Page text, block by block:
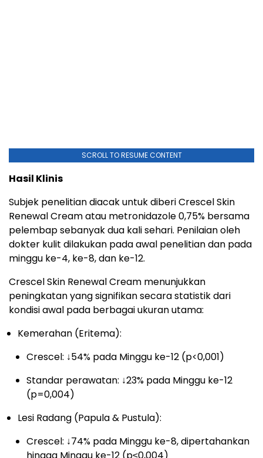
SCROLL TO RESUME CONTENT
Hasil Klinis
Subjek penelitian diacak untuk diberi Crescel Skin
Renewal Cream atau metronidazole 0,75% bersama
pelembap sebanyak dua kali sehari. Penilaian oleh
dokter kulit dilakukan pada awal penelitian dan pada
minggu ke-4, ke-8, dan ke-12.
Crescel Skin Renewal Cream menunjukkan
peningkatan yang signifikan secara statistik dari
kondisi awal pada berbagai ukuran utama:
Kemerahan (Eritema):
Crescel: ↓54% pada Minggu ke-12 (p<0,001)
Standar perawatan: ↓23% pada Minggu ke-12
(p=0,004)
Lesi Radang (Papula & Pustula):
Crescel: ↓74% pada Minggu ke-8, dipertahankan